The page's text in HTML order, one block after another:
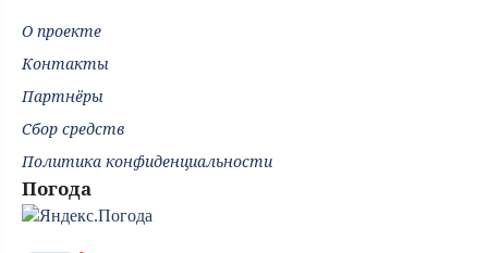
О проекте
Контакты
Партнёры
Сбор средств
Политика конфиденциальности
Погода